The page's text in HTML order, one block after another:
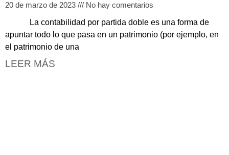
20 de marzo de 2023
No hay comentarios
La contabilidad por partida doble es una forma de
apuntar todo lo que pasa en un patrimonio (por ejemplo, en
el patrimonio de una
LEER MÁS